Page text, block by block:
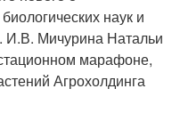
наук и
Мичурина Натальи
марафоне,
Агрохолдинга